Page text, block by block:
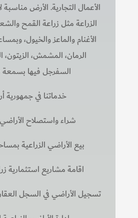
الأعمال التجارية. الأرض
الزراعة مثل زراعة القمح
الأغنام والماعز والخيول،
الرمان، المشمش، الزيتون،
السفرجل فيها بسمعة
خدماتنا في جمهورية
شراء واستصلاح الأراضي
بيع الأراضي الزراعية
اقامة مشاريع استثمارية
تسجيل الأراضي في السجل